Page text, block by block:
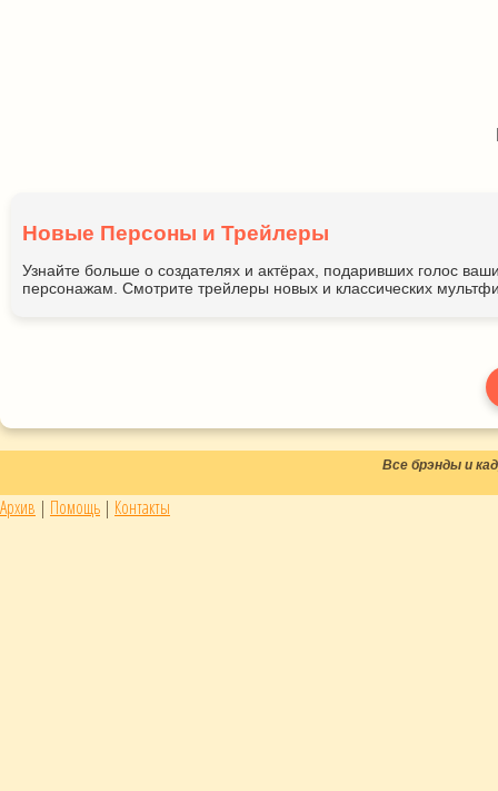
Новые Персоны и Трейлеры
Узнайте больше о создателях и актёрах, подаривших голос
персонажам. Смотрите трейлеры новых и классических
Все брэнды и
Архив | Помощь | Контакты